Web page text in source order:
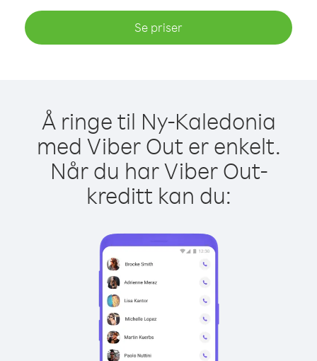
Se priser
Å ringe til Ny-Kaledonia
med Viber Out er enkelt.
Når du har Viber Out-
kreditt kan du: